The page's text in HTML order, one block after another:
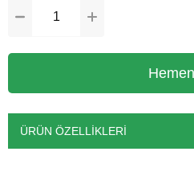
ÜRÜN ÖZELLIKLERI